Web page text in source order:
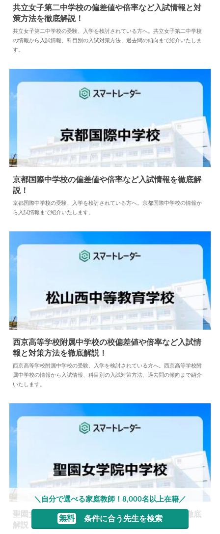
中学情報 2024.04.02
共立女子第二中学校の偏差値や倍率など入試情報と対
策方法を徹底解説！
共立女子第二中学校の受験、入学を検討されている方へ。共立女子第二中学校
の情報から入試情報、科目別の入試対策方法、過去問の傾向まで紹介いたしま
す。
中学情報 2024.05.10
京都国際中学校の偏差値や倍率など入試情報を徹底解
説！
京都国際中学校の受験、入学を検討されている方へ。京都国際中学校の情報か
ら入試情報まで紹介いたします。
中学情報 2024.04.18
西京高等学校附属中学校の校偏差値や倍率など入試情
報と対策方法を徹底解説！
西京高等学校附属中学校の受験、入学を検討されている方へ。西京高等学校附
属中学校の情報から入試情報、科目別の入試対策方法、過去問の傾向まで紹介
いたします。
聖園女学院中学校の偏差値や倍率など入試情報を徹底
解説！
＼自分で選べる家庭教師！8,000名以上在籍／
無料 条件に合う先生を検索